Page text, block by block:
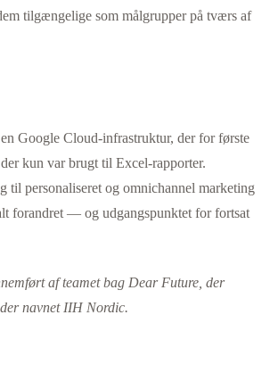
tilgængelige som målgrupper på tværs af
Google Cloud-infrastruktur, der for første
kun var brugt til Excel-rapporter.
til personaliseret og omnichannel marketing
forandret — og udgangspunktet for fortsat
af teamet bag Dear Future, der
navnet IIH Nordic.